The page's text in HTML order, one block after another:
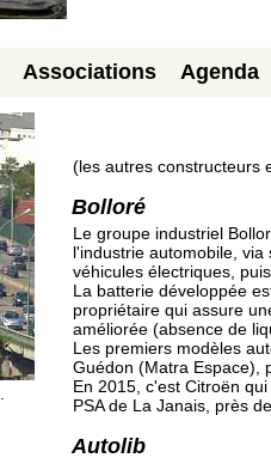
Associations Agenda
(les autres constructeurs
Bolloré
Le groupe industriel
l'industrie automobile,
véhicules électriques,
La batterie développée
propriétaire qui assure
améliorée (absence de
Les premiers modèles
Guédon (Matra Espace),
En 2015, c'est Citroën
PSA de La Janais, près
Autolib